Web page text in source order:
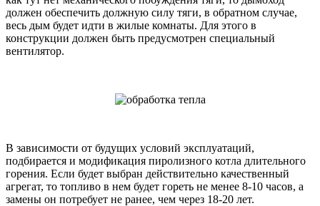
должен обеспечить должную силу тяги, в обратном случае,
весь дым будет идти в жилые комнаты. Для этого в
конструкции должен быть предусмотрен специальный
вентилятор.
В зависимости от будущих условий эксплуатаций,
подбирается и модификация пиролизного котла длительного
горения. Если будет выбран действительно качественный
агрегат, то топливо в нем будет гореть не менее 8-10 часов, а
замены он потребует не ранее, чем через 18-20 лет.